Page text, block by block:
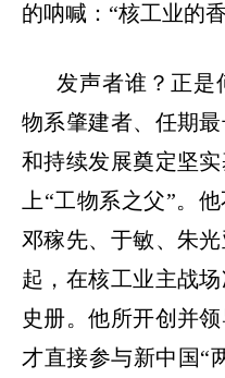
的呐喊： “核工业的
发声者谁？正是
物系肇建者、任期
和持续发展奠定坚
上“工物系之父”。
邓稼先、于敏、朱
起，在核工业主战
史册。他所开创并
才直接参与新中国“